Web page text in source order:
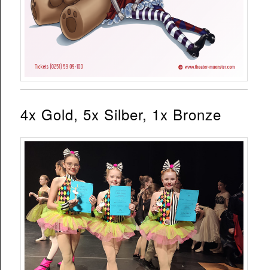
4x Gold, 5x Silber, 1x Bronze